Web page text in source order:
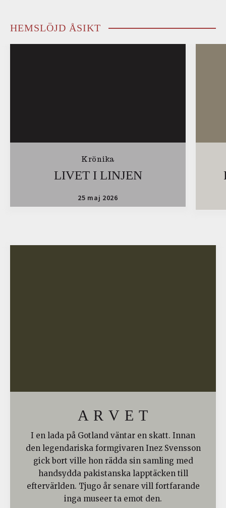
HEMSLÖJD ÅSIKT
Krönika
LIVET I LINJEN
25 maj 2026
A R V E T
I en lada på Gotland väntar en skatt. Innan
den legendariska formgivaren Inez Svensson
gick bort ville hon rädda sin samling med
handsydda pakistanska lapptäcken till
eftervärlden. Tjugo år senare vill fortfarande
inga museer ta emot den.